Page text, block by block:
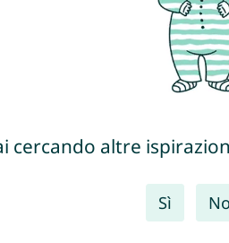
cercando altre
Sì No